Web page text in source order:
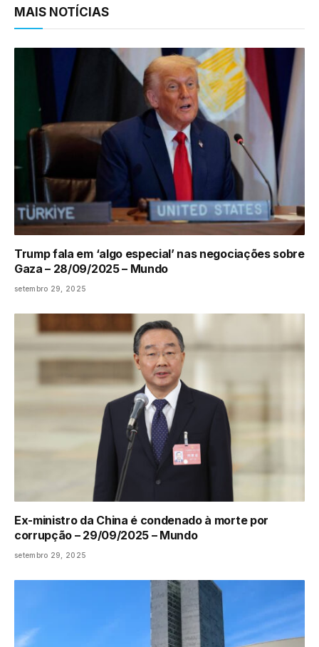
MAIS NOTÍCIAS
Trump fala em ‘algo especial’ nas negociações sobre
Gaza – 28/09/2025 – Mundo
setembro 29, 2025
Ex-ministro da China é condenado à morte por
corrupção – 29/09/2025 – Mundo
setembro 29, 2025